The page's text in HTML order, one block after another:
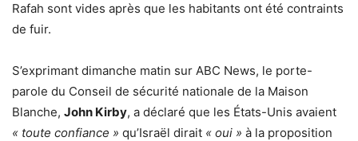
Rafah sont vides après que les habitants ont été contraints
de fuir.
S’exprimant dimanche matin sur ABC News, le porte-
parole du Conseil de sécurité nationale de la Maison
Blanche, John Kirby, a déclaré que les États-Unis avaient
« toute confiance » qu’Israël dirait « oui » à la proposition